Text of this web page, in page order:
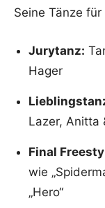
Seine Tänze
Jurytanz:
Hager
Lazer, Anitta
Final
wie
„Hero“